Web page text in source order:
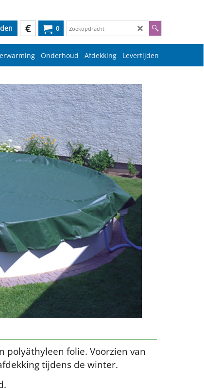
0
€
Onderhoud Afdekking Levertijden
polyäthyleen folie. Voorzien van
tijdens de winter.